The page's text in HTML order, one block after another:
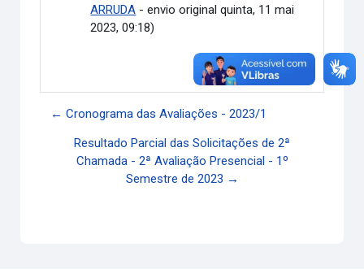
ARRUDA - envio original quinta, 11 mai
2023, 09:18)
Link direto
← Cronograma das Avaliações - 2023/1
Resultado Parcial das Solicitações de 2ª
Chamada - 2ª Avaliação Presencial - 1º
Semestre de 2023 →